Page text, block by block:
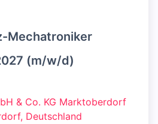
Mechatroniker
(m/w/d)
& Co. KG Marktoberdorf
Deutschland